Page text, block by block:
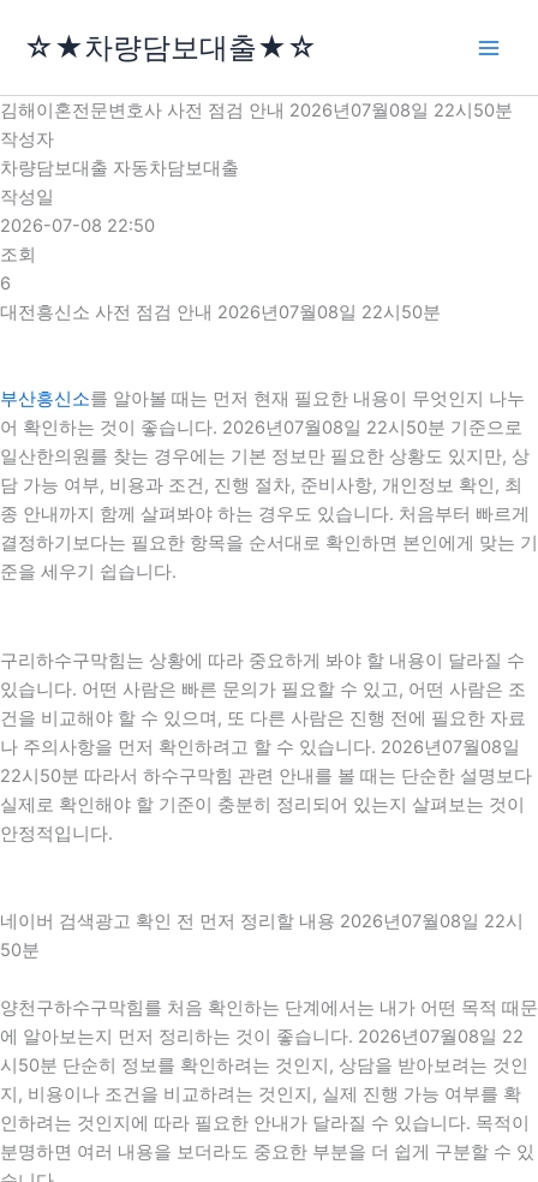
로
건
너
뛰
기
☆★차량담보대출★☆
김해이혼전문변호사 사전 점검 안내 2026년07월08일 22시50분
작성자
차량담보대출 자동차담보대출
작성일
2026-07-08 22:50
조회
6
대전흥신소 사전 점검 안내 2026년07월08일 22시50분
부산흥신소를 알아볼 때는 먼저 현재 필요한 내용이 무엇인지 나누
어 확인하는 것이 좋습니다. 2026년07월08일 22시50분 기준으로
일산한의원를 찾는 경우에는 기본 정보만 필요한 상황도 있지만, 상
담 가능 여부, 비용과 조건, 진행 절차, 준비사항, 개인정보 확인, 최
종 안내까지 함께 살펴봐야 하는 경우도 있습니다. 처음부터 빠르게
결정하기보다는 필요한 항목을 순서대로 확인하면 본인에게 맞는 기
준을 세우기 쉽습니다.
구리하수구막힘는 상황에 따라 중요하게 봐야 할 내용이 달라질 수
있습니다. 어떤 사람은 빠른 문의가 필요할 수 있고, 어떤 사람은 조
건을 비교해야 할 수 있으며, 또 다른 사람은 진행 전에 필요한 자료
나 주의사항을 먼저 확인하려고 할 수 있습니다. 2026년07월08일
22시50분 따라서 하수구막힘 관련 안내를 볼 때는 단순한 설명보다
실제로 확인해야 할 기준이 충분히 정리되어 있는지 살펴보는 것이
안정적입니다.
네이버 검색광고 확인 전 먼저 정리할 내용 2026년07월08일 22시
50분
양천구하수구막힘를 처음 확인하는 단계에서는 내가 어떤 목적 때문
에 알아보는지 먼저 정리하는 것이 좋습니다. 2026년07월08일 22
시50분 단순히 정보를 확인하려는 것인지, 상담을 받아보려는 것인
지, 비용이나 조건을 비교하려는 것인지, 실제 진행 가능 여부를 확
인하려는 것인지에 따라 필요한 안내가 달라질 수 있습니다. 목적이
분명하면 여러 내용을 보더라도 중요한 부분을 더 쉽게 구분할 수 있